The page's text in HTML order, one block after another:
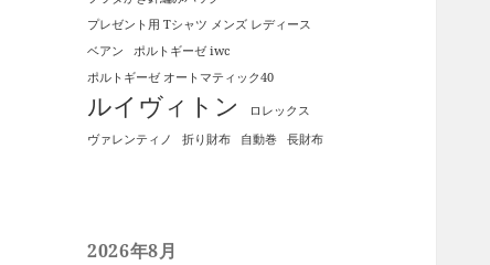
プレゼント用 Tシャツ メンズ レディース
ベアン
ポルトギーゼ iwc
ポルトギーゼ オートマティック40
ルイヴィトン
ロレックス
ヴァレンティノ
折り財布 自動巻 長財布
2026年8月